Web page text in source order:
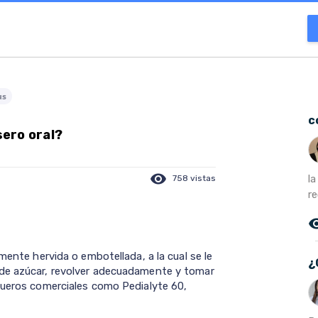
oral?
visibility 758 vistas
hervida o embotellada, a la cual se le
azúcar, revolver adecuadamente y tomar
comerciales como Pedialyte 60,